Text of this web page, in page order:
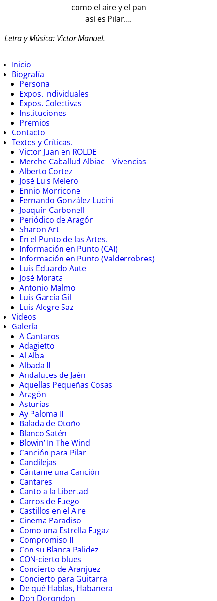
como el aire y el pan
así es Pilar….
Letra y Música: Víctor Manuel.
Inicio
Biografía
Persona
Expos. Individuales
Expos. Colectivas
Instituciones
Premios
Contacto
Textos y Críticas.
Victor Juan en ROLDE
Merche Caballud Albiac – Vivencias
Alberto Cortez
José Luis Melero
Ennio Morricone
Fernando González Lucini
Joaquín Carbonell
Periódico de Aragón
Sharon Art
En el Punto de las Artes.
Información en Punto (CAI)
Información en Punto (Valderrobres)
Luis Eduardo Aute
José Morata
Antonio Malmo
Luis García Gil
Luis Alegre Saz
Videos
Galería
A Cantaros
Adagietto
Al Alba
Albada II
Andaluces de Jaén
Aquellas Pequeñas Cosas
Aragón
Asturias
Ay Paloma II
Balada de Otoño
Blanco Satén
Blowin’ In The Wind
Canción para Pilar
Candilejas
Cántame una Canción
Cantares
Canto a la Libertad
Carros de Fuego
Castillos en el Aire
Cinema Paradiso
Como una Estrella Fugaz
Compromiso II
Con su Blanca Palidez
CON-cierto blues
Concierto de Aranjuez
Concierto para Guitarra
De qué Hablas, Habanera
Don Dorondon